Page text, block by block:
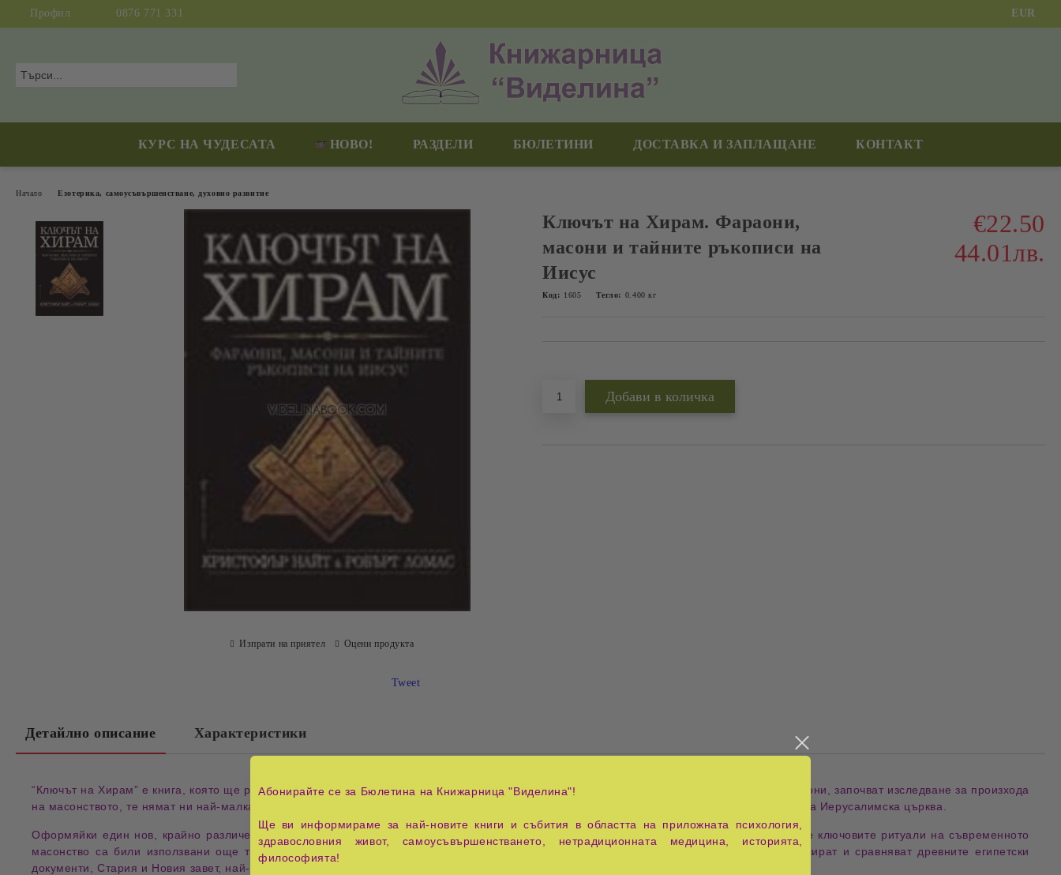
Профил 0876 771 331 EUR
КУРС НА ЧУДЕСАТА НОВО! РАЗДЕЛИ БЮЛЕТИНИ ДОСТАВКА И ЗАПЛАЩАНЕ КОНТАКТ
Начало Езотерика, самоусъвършенстване, духовно развитие
Ключът на Хирам. Фараони,
масони и тайните ръкописи на
Иисус
€22.50
44.01лв.
Код: 1605 Тегло: 0.400 кг
Изпрати на приятел Оцени продукта
Tweet
Детайлно описание Характеристики
“Ключът на Хирам” е книга, която ще разтърси из основи целия християнски свят.Когато Кристофър Найт и Робърт Ломас, и двамата масони, започват изследване за произхода
на масонството, те нямат ни най-малка представа, че ще попаднат по следите на истинската история на Иисус Христос и на автентичната Иерусалимска църква.
Оформяйки един нов, крайно различен образ на Иисус и общността на неговите последователи, авторите стигат до спорния извод, че ключовите ритуали на съвременното
масонство са били използвани още тогава от тях като начин за ритуално приемане в общността им. Найт и Ломас щателно анализират и сравняват древните египетски
документи, Стария и Новия завет, най-ранните християнски и равински текстове, ръкописите от Мъртво море и ритуалите на масоните.
Абонирайте се за Бюлетина на Книжарница "Виделина"!
Ще ви информираме за най-новите книги и събития в областта на приложната психология,
здравословния живот, самоусъвършенстването, нетрадиционната медицина, историята,
философията!